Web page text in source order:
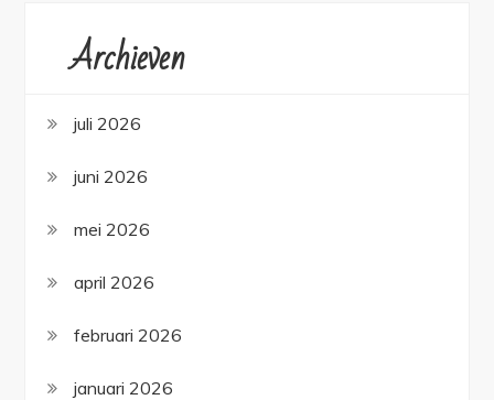
Archieven
juli 2026
juni 2026
mei 2026
april 2026
februari 2026
januari 2026